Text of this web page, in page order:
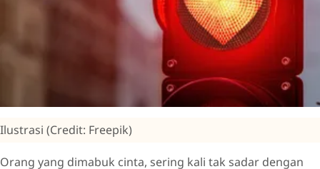
Ilustrasi (Credit: Freepik)
Orang yang dimabuk cinta, sering kali tak sadar dengan